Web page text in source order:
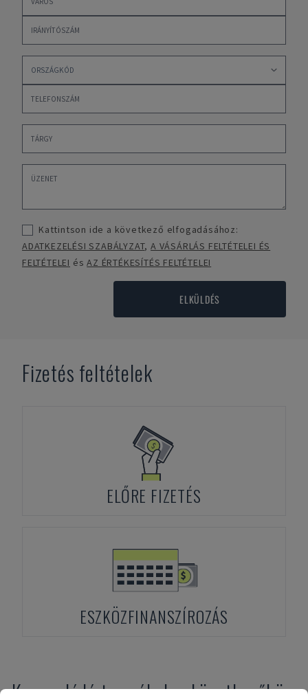
Kattintson ide a következő elfogadásához:
ADATKEZELÉSI SZABÁLYZAT,A VÁSÁRLÁS FELTÉTELEI ÉS
FELTÉTELEI ésAZ ÉRTÉKESÍTÉS FELTÉTELEI
ELKÜLDÉS
Fizetés feltételek
ELŐRE FIZETÉS
ESZKÖZFINANSZÍROZÁS
Kapcsolódó termékek a következőhöz: